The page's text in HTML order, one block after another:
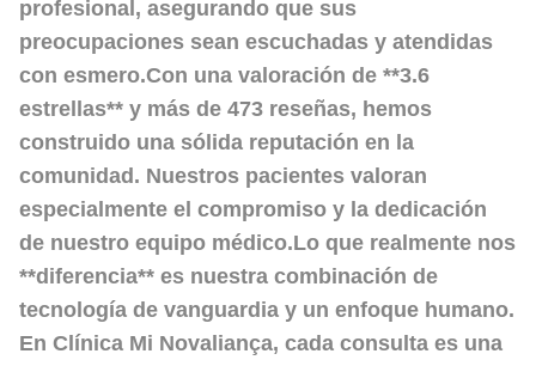
profesional, asegurando que sus
preocupaciones sean escuchadas y atendidas
con esmero.Con una valoración de **3.6
estrellas** y más de 473 reseñas, hemos
construido una sólida reputación en la
comunidad. Nuestros pacientes valoran
especialmente el compromiso y la dedicación
de nuestro equipo médico.Lo que realmente nos
**diferencia** es nuestra combinación de
tecnología de vanguardia y un enfoque humano.
En Clínica Mi Novaliança, cada consulta es una